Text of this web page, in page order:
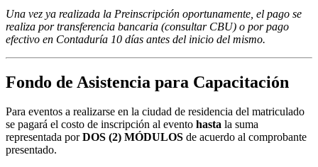
Una vez ya realizada la Preinscripción oportunamente, el pago se
realiza por transferencia bancaria (consultar CBU) o por pago
efectivo en Contaduría 10 días antes del inicio del mismo.
Fondo de Asistencia para Capacitación
Para eventos a realizarse en la ciudad de residencia del matriculado
se pagará el costo de inscripción al evento hasta la suma
representada porDOS (2) MÓDULOS de acuerdo al comprobante
presentado.